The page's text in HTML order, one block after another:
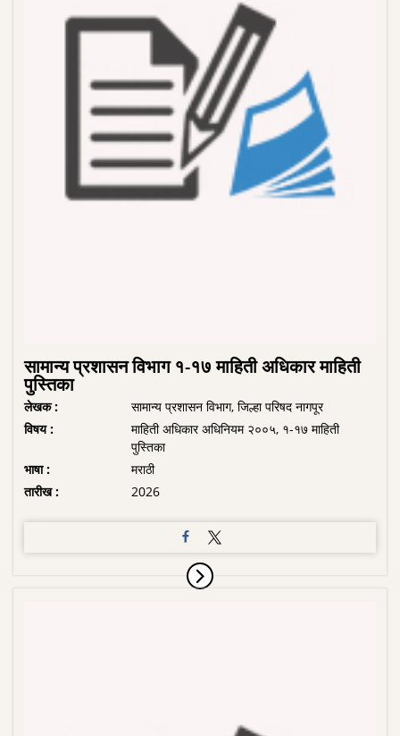
सामान्य प्रशासन विभाग १-१७ माहिती अधिकार माहिती
पुस्तिका
लेखक :
सामान्य प्रशासन विभाग, जिल्हा परिषद नागपूर
विषय :
माहिती अधिकार अधिनियम २००५, १-१७ माहिती
पुस्तिका
भाषा :
मराठी
तारीख :
2026